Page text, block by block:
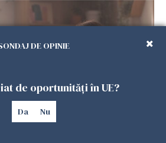
DE OPINIE
de oportunități în UE?
Da Nu